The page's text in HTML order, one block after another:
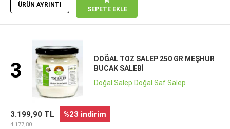
ÜRÜN AYRINTI
SEPETE EKLE
3
DOĞAL TOZ SALEP 250 GR MEŞHUR
BUCAK SALEBI
Doğal Salep Doğal Saf Salep
3.199,90 TL %23 indirim
4.177,80